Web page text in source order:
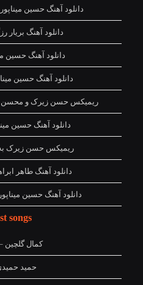
دانلود آهنگ حسین
دانلود آهنگ بریار
دانلود آهنگ حسین
دانلود آهنگ حسین
ریمیکس حسن زیرک و محسن
دانلود آهنگ حسین
ریمیکس حسن زیرک
دانلود آهنگ طاهر
دانلود آهنگ حسین
songs
کمال گلچین
حمید